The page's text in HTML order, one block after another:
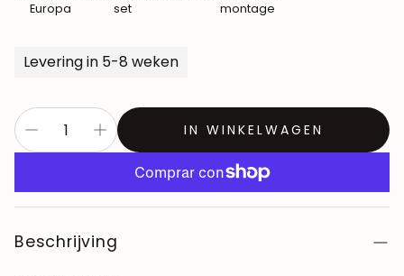
Europa
set
montage
Levering in 5-8 weken
IN WINKELWAGEN
Beschrijving